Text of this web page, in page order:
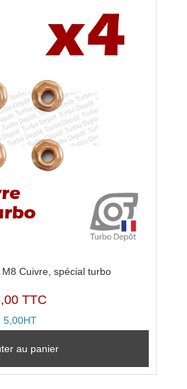
Cuivre, spécial turbo
TTC
5,00HT
au panier